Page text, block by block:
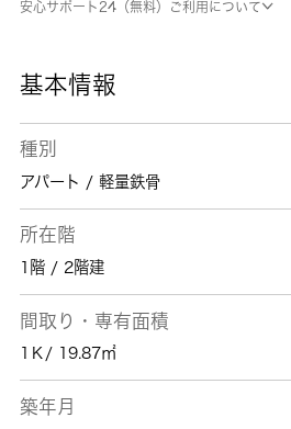
安心サポート24（無料）ご利用について
基本情報
種別
アパート / 軽量鉄骨
所在階
1階 / 2階建
間取り・専有面積
1Ｋ/ 19.87㎡
築年月